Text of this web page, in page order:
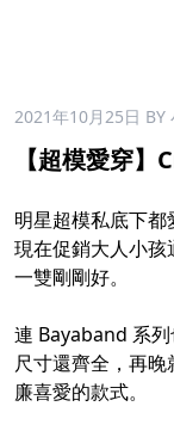
2021年10月25日 BY
【超模愛穿
明星超模私底下
現在促銷大人小
一雙剛剛好。
連 Bayaband 系
尺寸還齊全，再
廉喜愛的款式。